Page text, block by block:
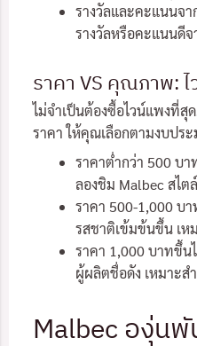
รางวัลและคะแนนจ
รางวัลหรือคะแนนดี
ราคา VS คุณภาพ:
ไม่จำเป็นต้องซื้อไวน์แพงที่สุ
ราคา ให้คุณเลือกตามงบปร
ราคาต่ำกว่า 500 บา
ลองชิม Malbec สไต
ราคา 500-1,000
รสชาติเข้มข้นขึ้น เห
ราคา 1,000 บาทขึ้น
ผู้ผลิตชื่อดัง เหมาะส
Malbec องุ่น